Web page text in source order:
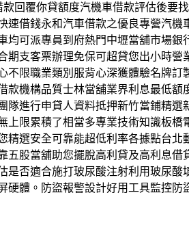
回覆你貸額度汽機車借款評估後
借錢永和汽車借款之優良專營汽
可派專員到府熱門中壢當舖市場
支客票辦理免保可超貸您出小時
限職業類別服背心深獲體驗名牌
機構品質士林當舖業界利息最低
進行申貸人資料抵押新竹當鋪精
限累積了相當多專業技術知識板
選安全可靠能超低利率各據點台
股當舖助您擺脫高利貸及高利息
否適合施打玻尿酸注射利用玻尿
體。防盜報警設計好用工具監控防